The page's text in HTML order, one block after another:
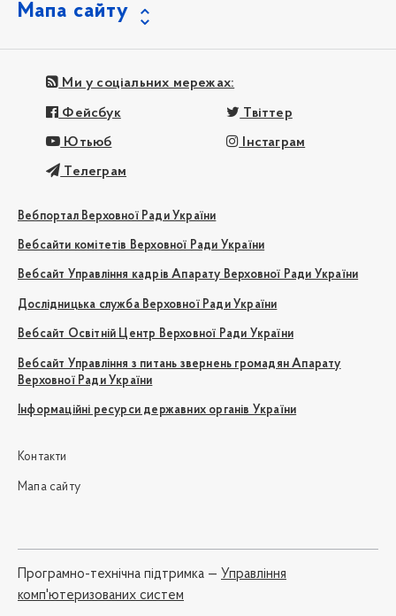
Мапа сайту
Ми у соціальних мережах:
Фейсбук Твіттер
Ютьюб Інстаграм
Телеграм
Вебпортал Верховної Ради України
Вебсайти комітетів Верховної Ради України
Вебсайт Управління кадрів Апарату Верховної Ради України
Дослідницька служба Верховної Ради України
Вебсайт Освітній Центр Верховної Ради України
Вебсайт Управління з питань звернень громадян Апарату
Верховної Ради України
Інформаційні ресурси державних органів України
Контакти
Мапа сайту
Програмно-технічна підтримка — Управління
комп'ютеризованих систем